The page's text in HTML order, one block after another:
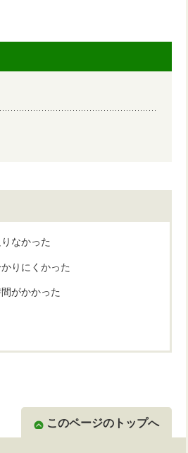
なかった
りにくかった
がかかった
このページのトップへ